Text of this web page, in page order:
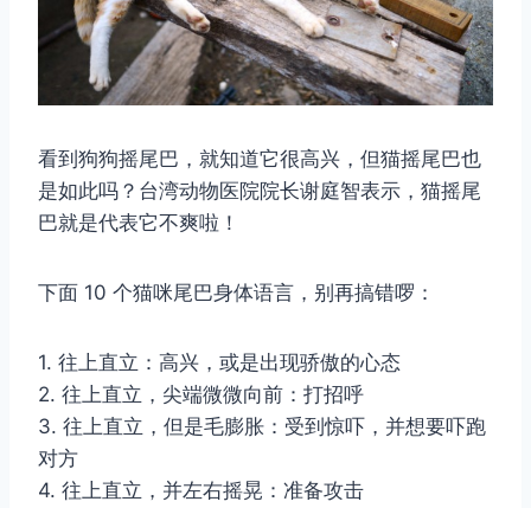
看到狗狗摇尾巴，就知道它很高兴，但猫摇尾巴也
是如此吗？台湾动物医院院长谢庭智表示，猫摇尾
巴就是代表它不爽啦！
下面 10 个猫咪尾巴身体语言，别再搞错啰：
1. 往上直立：高兴，或是出现骄傲的心态
2. 往上直立，尖端微微向前：打招呼
3. 往上直立，但是毛膨胀：受到惊吓，并想要吓跑
对方
4. 往上直立，并左右摇晃：准备攻击